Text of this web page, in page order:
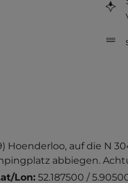
Hoenderloo, auf die
abbiegen.
Lon: 52.187500 /